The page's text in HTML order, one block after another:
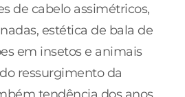
de cabelo assimétricos,
estética de bala de
em insetos e animais
ressurgimento da